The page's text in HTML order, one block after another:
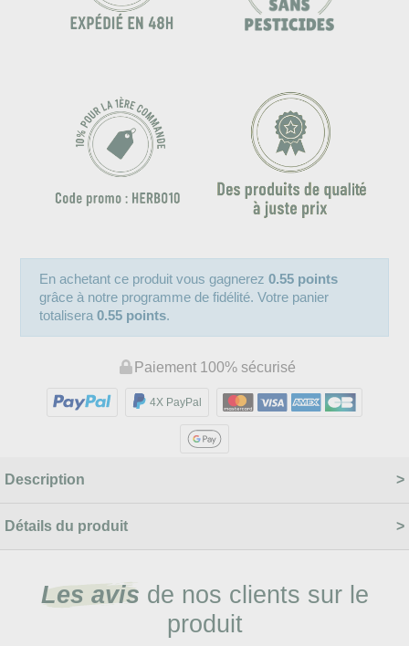
En achetant ce produit vous gagnerez0.55 points
grâce à notre programme de fidélité. Votre panier
totalisera0.55 points.
Paiement 100% sécurisé
4X PayPal
Description
Détails du produit
Les avis de nos clients sur le
produit